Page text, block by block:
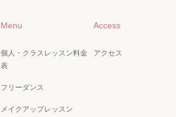
Menu
個人・クラスレッスン料金
表
フリーダンス
メイクアップレッスン
Access
アクセス